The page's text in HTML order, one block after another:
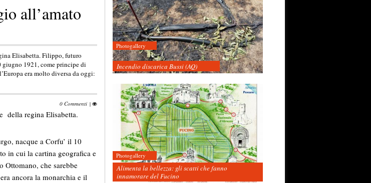
all’amato
Elisabetta. Filippo, futuro
giugno 1921, come principe di
era molto diversa da oggi:
0 Commenti |
della regina Elisabetta.
nacque a Corfu’ il 10
in cui la cartina geografica e
Ottomano, che sarebbe
ancora la monarchia e il
Photogallery
Incendio discarica Bussi (AQ)
Photogallery
Alimenta la bellezza: gli scatti che fanno
innamorare del Fucino